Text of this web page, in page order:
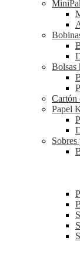
Bolsas
Cartón
Papel
Sobres